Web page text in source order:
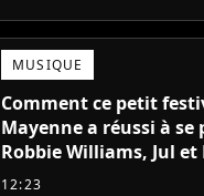
MUSIQUE
Comment ce petit
Mayenne a réussi à se
Robbie Williams, Jul et
cette année ?
12:23